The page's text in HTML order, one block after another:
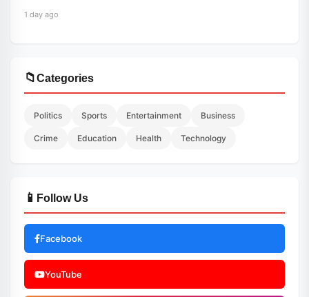
1 day ago
📁Categories
Politics Sports Entertainment Business
Crime Education Health Technology
📱 Follow Us
Facebook
YouTube